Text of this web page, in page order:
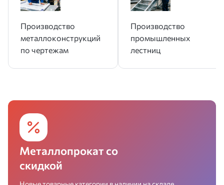
Производство
металлоконструкций
по чертежам
Производство
промышленных
лестниц
Металлопрокат со
скидкой